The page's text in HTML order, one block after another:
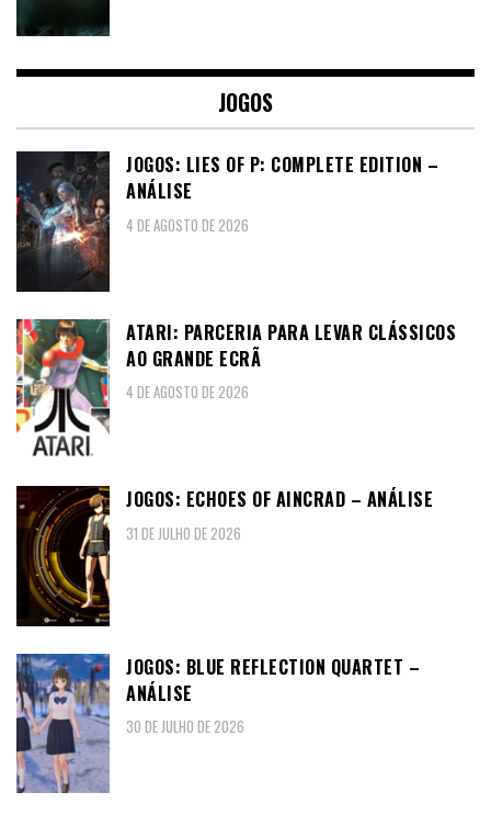
JOGOS
JOGOS: LIES OF P: COMPLETE EDITION –
ANÁLISE
4 DE AGOSTO DE 2026
ATARI: PARCERIA PARA LEVAR CLÁSSICOS
AO GRANDE ECRÃ
4 DE AGOSTO DE 2026
JOGOS: ECHOES OF AINCRAD – ANÁLISE
31 DE JULHO DE 2026
JOGOS: BLUE REFLECTION QUARTET –
ANÁLISE
30 DE JULHO DE 2026